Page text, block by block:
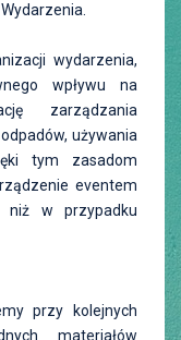
wydarzenia,
wpływu na
zarządzania
używania
tym zasadom
eventem
niż w przypadku
przy kolejnych
materiałów